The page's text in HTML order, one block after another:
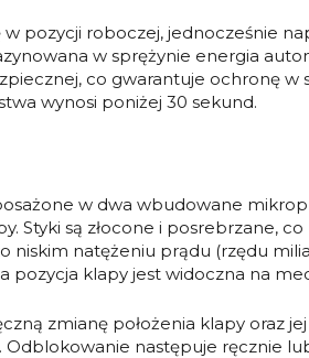
pozycji roboczej, jednocześnie
w sprężynie energia
co gwarantuje ochronę w
wynosi poniżej 30 sekund.
w dwa wbudowane
Styki są złocone i posrebrzane,
natężeniu prądu (rzędu
pozycja klapy jest widoczna na
zmianę położenia klapy oraz
Odblokowanie następuje ręcznie